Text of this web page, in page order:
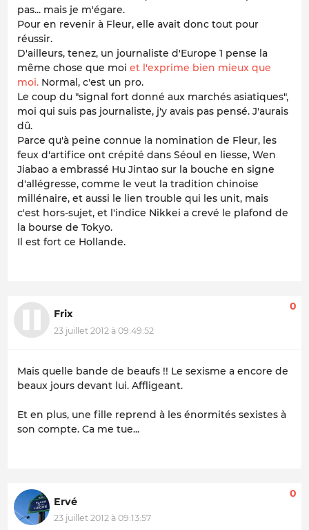
pas... mais je m'égare.
Pour en revenir à Fleur, elle avait donc tout pour
réussir.
D'ailleurs, tenez, un journaliste d'Europe 1 pense la
même chose que moi et l'exprime bien mieux que
moi. Normal, c'est un pro.
Le coup du "signal fort donné aux marchés asiatiques",
moi qui suis pas journaliste, j'y avais pas pensé. J'aurais
dû.
Parce qu'à peine connue la nomination de Fleur, les
feux d'artifice ont crépité dans Séoul en liesse, Wen
Jiabao a embrassé Hu Jintao sur la bouche en signe
d'allégresse, comme le veut la tradition chinoise
millénaire, et aussi le lien trouble qui les unit, mais
c'est hors-sujet, et l'indice Nikkei a crevé le plafond de
la bourse de Tokyo.
Il est fort ce Hollande.
Frix
23 juillet 2012 à 09:49:52
0
Mais quelle bande de beaufs !! Le sexisme a encore de
beaux jours devant lui. Affligeant.
Et en plus, une fille reprend à les énormités sexistes à
son compte. Ca me tue...
Ervé
23 juillet 2012 à 09:13:57
0